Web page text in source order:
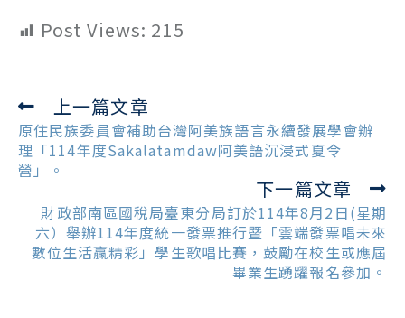
Post Views: 215
Read
more
articles
上一篇文章
原住民族委員會補助台灣阿美族語言永續發展學會辦
理「114年度Sakalatamdaw阿美語沉浸式夏令
營」。
下一篇文章
財政部南區國稅局臺東分局訂於114年8月2日(星期
六）舉辦114年度統一發票推行暨「雲端發票唱未來
數位生活贏精彩」學生歌唱比賽，鼓勵在校生或應屆
畢業生踴躍報名參加。